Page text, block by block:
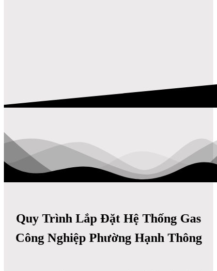
Quy Trình Lắp Đặt Hệ Thống Gas
Công Nghiệp Phường Hạnh Thông